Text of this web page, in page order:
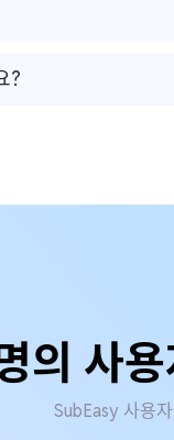
?
의 사
SubEasy 사용